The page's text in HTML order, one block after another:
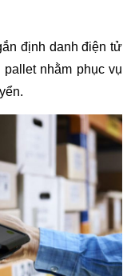
định danh điện tử
nhằm phục vụ